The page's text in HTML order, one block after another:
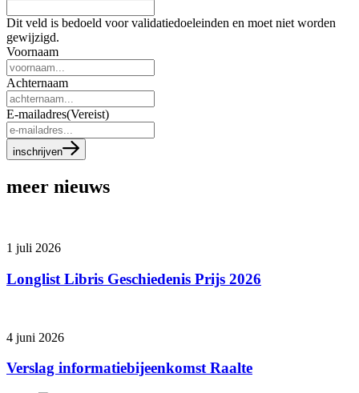
Dit veld is bedoeld voor validatiedoeleinden en moet niet worden
gewijzigd.
Voornaam
Achternaam
E-mailadres(Vereist)
inschrijven
meer nieuws
1 juli 2026
Longlist Libris Geschiedenis Prijs 2026
4 juni 2026
Verslag informatiebijeenkomst Raalte